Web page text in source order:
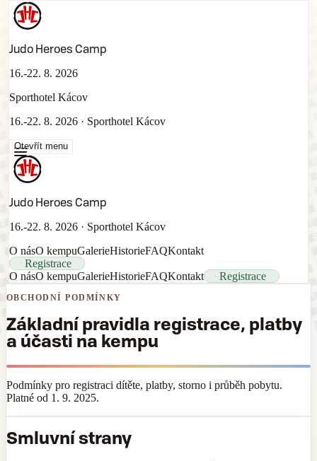
Judo Heroes Camp
16.-22. 8. 2026
Sporthotel Kácov
16.-22. 8. 2026 · Sporthotel Kácov
Otevřít menu
Judo Heroes Camp
16.-22. 8. 2026 · Sporthotel Kácov
O násO kempuGalerieHistorieFAQKontakt
Registrace
O násO kempuGalerieHistorieFAQKontakt Registrace
OBCHODNÍ PODMÍNKY
Základní pravidla registrace, platby
a účasti na kempu
Podmínky pro registraci dítěte, platby, storno i průběh pobytu.
Platné od 1. 9. 2025.
Smluvní strany